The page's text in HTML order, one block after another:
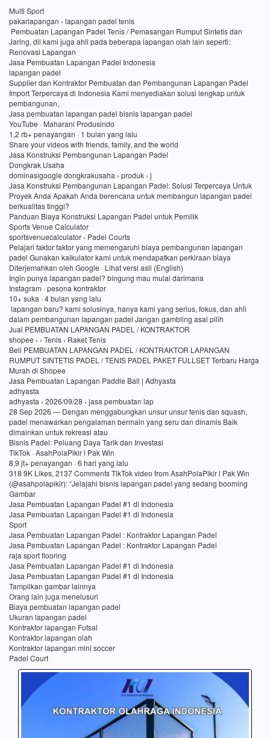
Multi Sport
pakarlapangan › lapangan padel tenis
Pembuatan Lapangan Padel Tenis / Pemasangan Rumput Sintetis dan
Jaring, dll kami juga ahli pada beberapa lapangan olah lain seperti:
Renovasi Lapangan
Jasa Pembuatan Lapangan Padel Indonesia
lapangan padel
Supplier dan Kontraktor Pembuatan dan Pembangunan Lapangan Padel
Import Terpercaya di Indonesia Kami menyediakan solusi lengkap untuk
pembangunan,
Jasa pembuatan lapangan padel bisnis lapangan padel
YouTube · Maharani Produsindo
1,2 rb+ penayangan · 1 bulan yang lalu
Share your videos with friends, family, and the world
Jasa Konstruksi Pembangunan Lapangan Padel
Dongkrak Usaha
dominasigoogle dongkrakusaha › produk › j
Jasa Konstruksi Pembangunan Lapangan Padel: Solusi Terpercaya Untuk
Proyek Anda Apakah Anda berencana untuk membangun lapangan padel
berkualitas tinggi?
Panduan Biaya Konstruksi Lapangan Padel untuk Pemilik
Sports Venue Calculator
sportsvenuecalculator › Padel Courts
Pelajari faktor faktor yang memengaruhi biaya pembangunan lapangan
padel Gunakan kalkulator kami untuk mendapatkan perkiraan biaya
Diterjemahkan oleh Google · Lihat versi asli (English)
Ingin punya lapangan padel? bingung mau mulai darimana
Instagram · pesona kontraktor
10+ suka · 4 bulan yang lalu
lapangan baru? kami solusinya, hanya kami yang serius, fokus, dan ahli
dalam pembangunan lapangan padel Jangan gambling asal pilih
Jual PEMBUATAN LAPANGAN PADEL / KONTRAKTOR
shopee › › Tenis › Raket Tenis
Beli PEMBUATAN LAPANGAN PADEL / KONTRAKTOR LAPANGAN
RUMPUT SINTETIS PADEL / TENIS PADEL PAKET FULLSET Terbaru Harga
Murah di Shopee
Jasa Pembuatan Lapangan Paddle Ball | Adhyasta
adhyasta
adhyasta › 2026/09/28 › jasa pembuatan lap
28 Sep 2026 — Dengan menggabungkan unsur unsur tenis dan squash,
padel menawarkan pengalaman bermain yang seru dan dinamis Baik
dimainkan untuk rekreasi atau
Bisnis Padel: Peluang Daya Tarik dan Investasi
TikTok · AsahPolaPikir l Pak Win
8,9 jt+ penayangan · 6 hari yang lalu
318 9K Likes, 2137 Comments TikTok video from AsahPolaPikir l Pak Win
(@asahpolapikir): “Jelajahi bisnis lapangan padel yang sedang booming
Gambar
Jasa Pembuatan Lapangan Padel #1 di Indonesia
Jasa Pembuatan Lapangan Padel #1 di Indonesia
Sport
Jasa Pembuatan Lapangan Padel : Kontraktor Lapangan Padel
Jasa Pembuatan Lapangan Padel : Kontraktor Lapangan Padel
raja sport flooring
Jasa Pembuatan Lapangan Padel #1 di Indonesia
Jasa Pembuatan Lapangan Padel #1 di Indonesia
Tampilkan gambar lainnya
Orang lain juga menelusuri
Biaya pembuatan lapangan padel
Ukuran lapangan padel
Kontraktor lapangan Futsal
Kontraktor lapangan olah
Kontraktor lapangan mini soccer
Padel Court